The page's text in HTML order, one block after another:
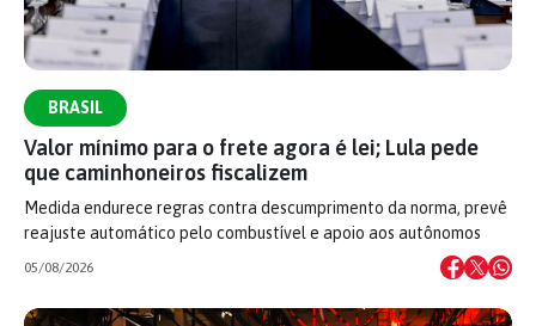
BRASIL
Valor mínimo para o frete agora é lei; Lula pede
que caminhoneiros fiscalizem
Medida endurece regras contra descumprimento da norma, prevê
reajuste automático pelo combustível e apoio aos autônomos
05/08/2026